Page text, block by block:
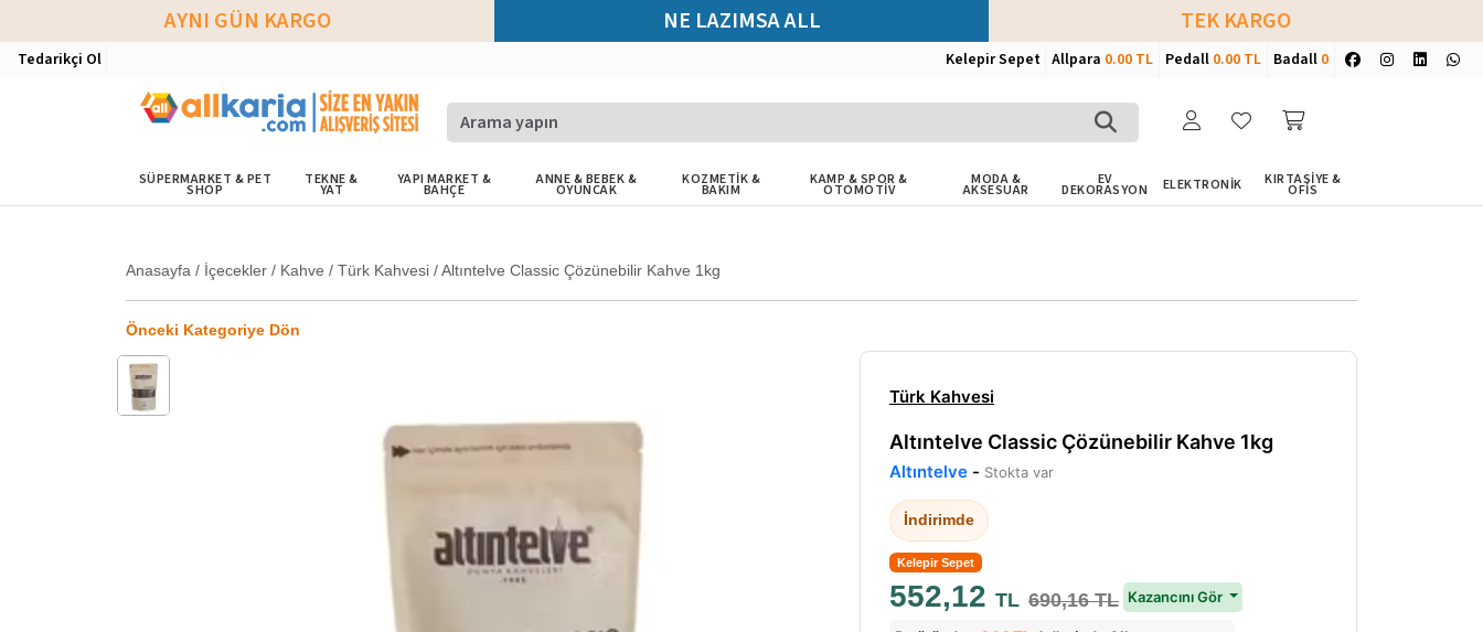
AYNI GÜN KARGO NE LAZIMSA ALL TEK KARGO
Tedarikçi Ol Kelepir Sepet Allpara 0.00 TL Pedall 0.00 TL Badall 0
SÜPERMARKET & PET
SHOP
TEKNE &
YAT
YAPI MARKET &
BAHÇE
ANNE & BEBEK &
OYUNCAK
KOZMETİK &
BAKIM
KAMP & SPOR &
OTOMOTİV
MODA &
AKSESUAR
EV
DEKORASYON ELEKTRONİK KIRTASİYE &
OFİS
Anasayfa / İçecekler / Kahve / Türk Kahvesi /Altıntelve Classic Çözünebilir Kahve 1kg
Önceki Kategoriye Dön
Türk Kahvesi
Altıntelve Classic Çözünebilir Kahve 1kg
Altıntelve - Stokta var
İndirimde
Kelepir Sepet
552,12 TL 690,16 TL Kazancını Gör